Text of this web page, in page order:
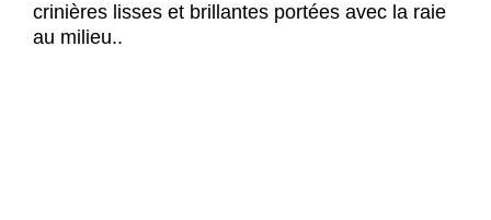
crinières lisses et brillantes portées avec la raie
au milieu..